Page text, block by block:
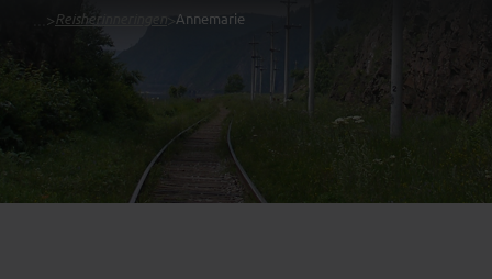
> Reisherinneringen >Annemarie